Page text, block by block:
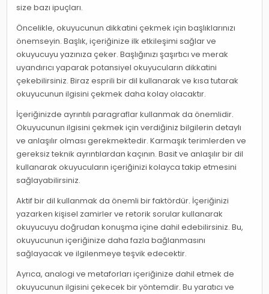
size bazı ipuçları.
Öncelikle, okuyucunun dikkatini çekmek için başlıklarınızı
önemseyin. Başlık, içeriğinize ilk etkileşimi sağlar ve
okuyucuyu yazınıza çeker. Başlığınızı şaşırtıcı ve merak
uyandırıcı yaparak potansiyel okuyucuların dikkatini
çekebilirsiniz. Biraz esprili bir dil kullanarak ve kısa tutarak
okuyucunun ilgisini çekmek daha kolay olacaktır.
İçeriğinizde ayrıntılı paragraflar kullanmak da önemlidir.
Okuyucunun ilgisini çekmek için verdiğiniz bilgilerin detaylı
ve anlaşılır olması gerekmektedir. Karmaşık terimlerden ve
gereksiz teknik ayrıntılardan kaçının. Basit ve anlaşılır bir dil
kullanarak okuyucuların içeriğinizi kolayca takip etmesini
sağlayabilirsiniz.
Aktif bir dil kullanmak da önemli bir faktördür. İçeriğinizi
yazarken kişisel zamirler ve retorik sorular kullanarak
okuyucuyu doğrudan konuşma içine dahil edebilirsiniz. Bu,
okuyucunun içeriğinize daha fazla bağlanmasını
sağlayacak ve ilgilenmeye teşvik edecektir.
Ayrıca, analogi ve metaforları içeriğinize dahil etmek de
okuyucunun ilgisini çekecek bir yöntemdir. Bu yaratıcı ve